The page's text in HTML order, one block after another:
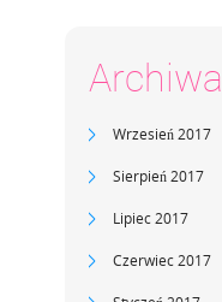
Archiwa
Wrzesień 2017
Sierpień 2017
Lipiec 2017
Czerwiec 2017